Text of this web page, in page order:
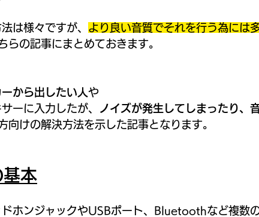
は様々ですが、 より良い音質でそれを行う為には
らの記事にまとめておきます。
から出したい人 や
ーに入力したが、
ノイズが発生してしまったり、
向けの解決方法を示した記事となります。
基本
ドホンジャックやUSBポート、Bluetoothなど複数